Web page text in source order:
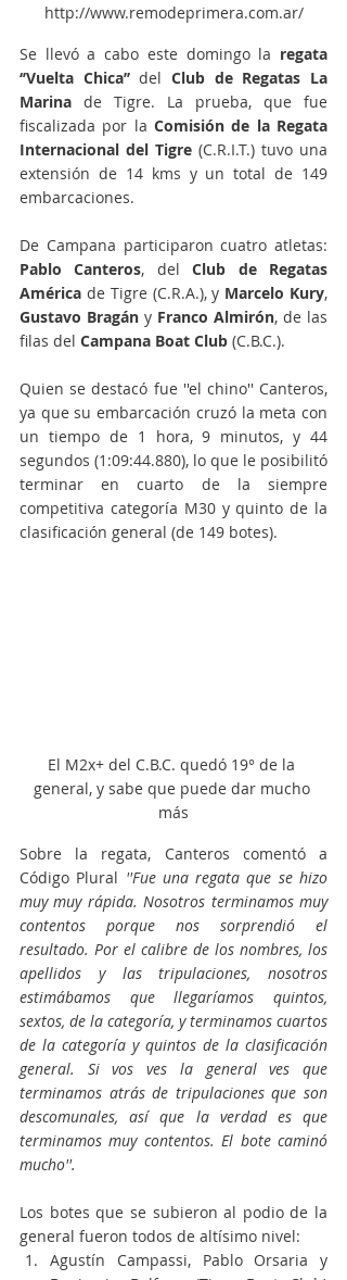
http://www.remodeprimera.com.ar/
Se llevó a cabo este domingo la regata
‘’Vuelta Chica’’ del Club de Regatas La
Marina de Tigre. La prueba, que fue
fiscalizada por la Comisión de la Regata
Internacional del Tigre (C.R.I.T.) tuvo una
extensión de 14 kms y un total de 149
embarcaciones.
Pablo Canteros, del Club de Regatas
América de Tigre (C.R.A.), y Marcelo Kury
Gustavo Bragán y Franco Almirón, de las
filas del Campana Boat Club (C.B.C.).
Quien se destacó fue ''el chino'' Canteros,
ya que su embarcación cruzó la meta con
un tiempo de 1 hora, 9 minutos, y 44
segundos (1:09:44.880), lo que le posibilitó
terminar en cuarto de la siempre
competitiva categoría M30 y quinto de la
clasificación general (de 149 botes).
El M2x+ del C.B.C. quedó 19° de la
general, y sabe que puede dar mucho
más
Sobre la regata, Canteros comentó a
Código Plural ''Fue una regata que se hizo
muy muy rápida. Nosotros terminamos muy
contentos porque nos sorprendió el
resultado. Por el calibre de los nombres, los
apellidos y las tripulaciones, nosotros
estimábamos que llegaríamos quintos,
sextos, de la categoría, y terminamos cuartos
de la categoría y quintos de la clasificación
general. Si vos ves la general ves que
terminamos atrás de tripulaciones que son
descomunales, así que la verdad es que
terminamos muy contentos. El bote caminó
mucho''.
Los botes que se subieron al podio de la
general fueron todos de altísimo nivel:
Agustín Campassi, Pablo Orsaria y